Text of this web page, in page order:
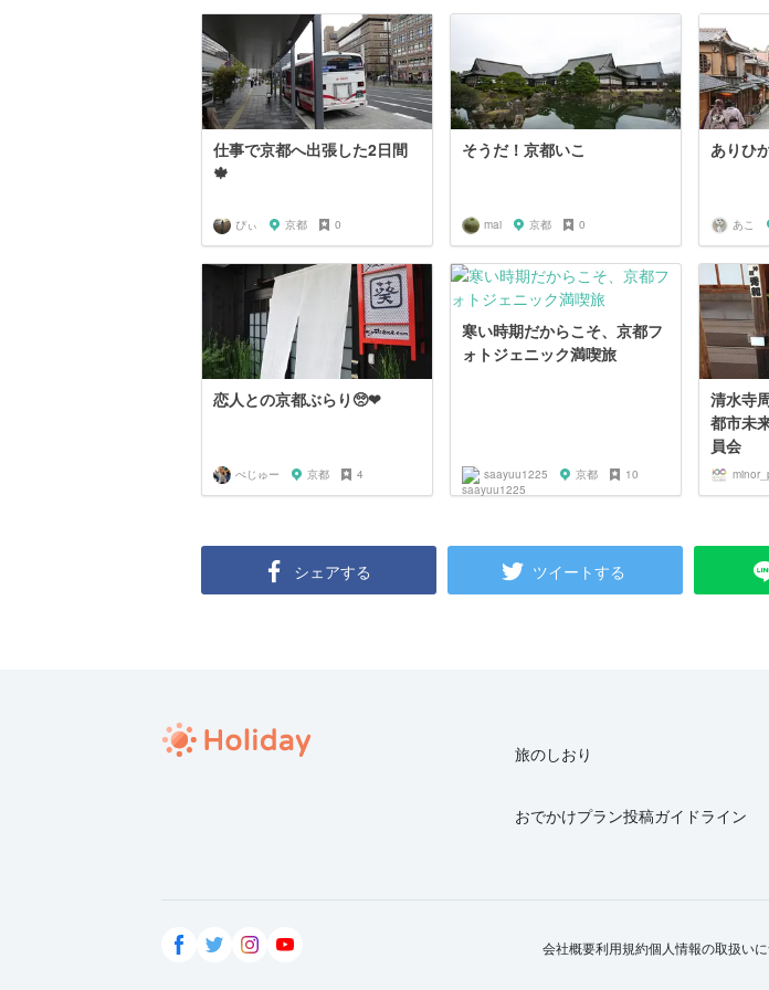
仕事で京都へ出張した2日間
🍁
ぴぃ 京都 0
そうだ！京都いこ
mai 京都 0
ありひ
あこ
恋人との京都ぶらり🥺❤︎
ぺじゅー 京都 4
寒い時期だからこそ、京都フ
ォトジェニック満喫旅
saayuu1225 京都 10
清水寺
都市未
員会
シェアする ツイートする
旅のしおり
おでかけプラン投稿ガイドライン
会社概要利用規約個人情報の取扱い